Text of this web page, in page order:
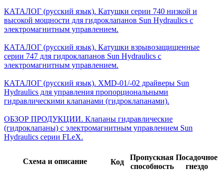
КАТАЛОГ (русский язык). Катушки серии 740 низкой и
высокой мощности для гидроклапанов Sun Hydraulics с
электромагнитным управлением.
КАТАЛОГ (русский язык). Катушки взрывозащищенные
серии 747 для гидроклапанов Sun Hydraulics с
электромагнитным управлением.
КАТАЛОГ (русский язык). XMD-01/-02 драйверы Sun
Hydraulics для управления пропорциональными
гидравлическими клапанами (гидроклапанами).
ОБЗОР ПРОДУКЦИИ. Клапаны гидравлические
(гидроклапаны) с электромагнитным управлением Sun
Hydraulics серии FLeX.
Схема и описание Код
Пропускная
способность
Посадочное
гнездо